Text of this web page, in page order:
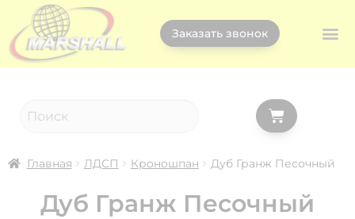
Заказать звонок
Главная ЛДСП Кроношпан Дуб Гранж Песочный
Дуб Гранж Песочный